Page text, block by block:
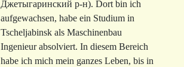
Джетыгаринский р-н). Dort bin ich
aufgewachsen, habe ein Studium in
Tscheljabinsk als Maschinenbau
Ingenieur absolviert. In diesem Bereich
habe ich mich mein ganzes Leben, bis in